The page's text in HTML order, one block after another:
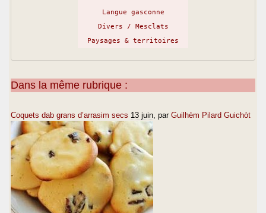
Langue gasconne
Divers / Mesclats
Paysages & territoires
Dans la même rubrique :
Coquets dab grans d’arrasim secs 13 juin , par Guilhèm Pilard Guichòt